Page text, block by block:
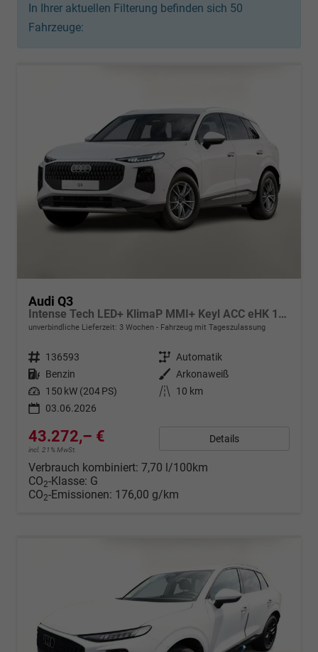
In Ihrer aktuellen Filterung befinden sich 50
Fahrzeuge:
Audi Q3
Intense Tech LED+ KlimaP MMI+ Keyl ACC eHK 17Z PrivG
unverbindliche Lieferzeit: 3 Wochen Fahrzeug mit Tageszulassung
Fahrzeugnr. 136593 Getriebe Automatik
Kraftstoff Benzin Außenfarbe Arkonaweiß
Leistung 150 kW (204 PS) Kilometerstand
10 km
03.06.2026
43.272,– €
incl. 21% MwSt.
Details
Verbrauch kombiniert: 7,70 l/100km
CO2-Klasse: G
CO2-Emissionen: 176,00 g/km